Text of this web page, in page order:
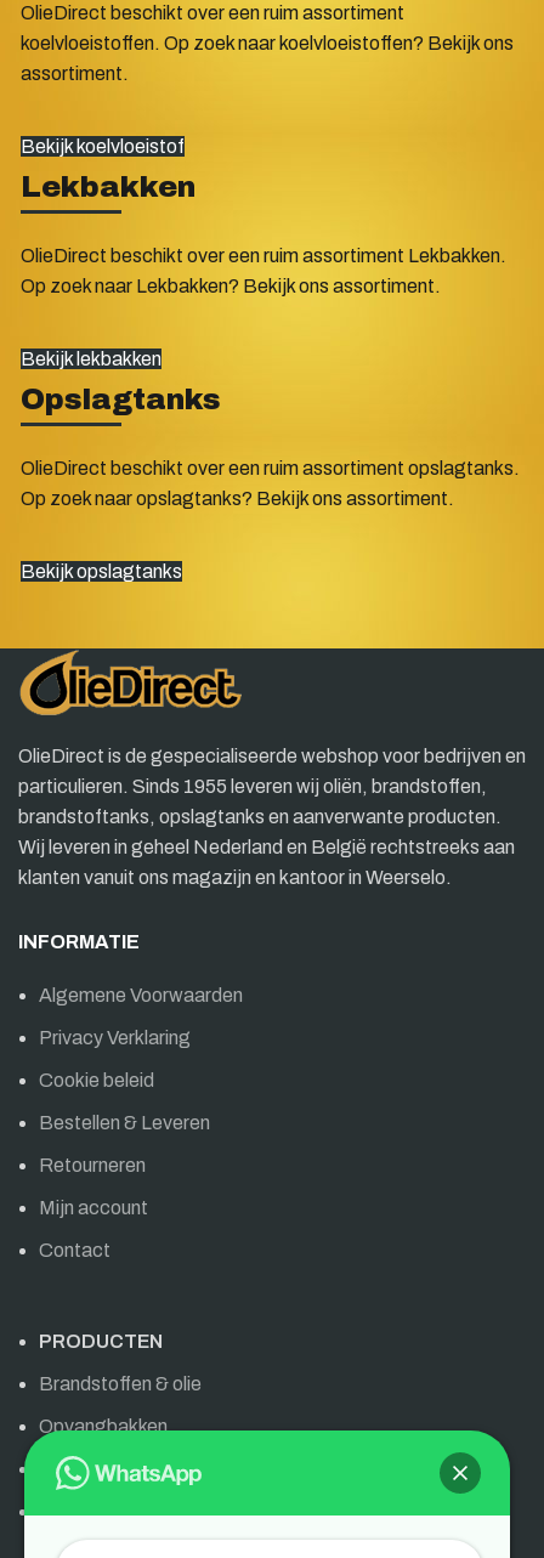
OlieDirect beschikt over een ruim assortiment
koelvloeistoffen. Op zoek naar koelvloeistoffen? Bekijk ons
assortiment.
Bekijk koelvloeistof
Lekbakken
OlieDirect beschikt over een ruim assortiment Lekbakken.
Op zoek naar Lekbakken? Bekijk ons assortiment.
Bekijk lekbakken
Opslagtanks
OlieDirect beschikt over een ruim assortiment opslagtanks.
Op zoek naar opslagtanks? Bekijk ons assortiment.
Bekijk opslagtanks
OlieDirect is de gespecialiseerde webshop voor bedrijven en
particulieren. Sinds 1955 leveren wij oliën, brandstoffen,
brandstoftanks, opslagtanks en aanverwante producten.
Wij leveren in geheel Nederland en België rechtstreeks aan
klanten vanuit ons magazijn en kantoor in Weerselo.
INFORMATIE
Algemene Voorwaarden
Privacy Verklaring
Cookie beleid
Bestellen & Leveren
Retourneren
Mijn account
Contact
PRODUCTEN
Brandstoffen & olie
Opvangbakken
Olie & brandstoffen
AdBlue